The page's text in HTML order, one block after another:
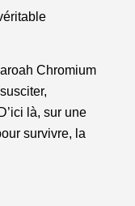
Chromium
là, sur une
survivre, la